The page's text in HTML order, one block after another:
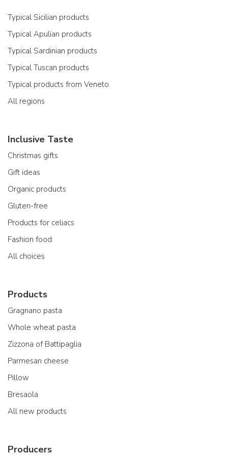
Typical Sicilian products
Typical Apulian products
Typical Sardinian products
Typical Tuscan products
Typical products from Veneto
All regions
Inclusive Taste
Christmas gifts
Gift ideas
Organic products
Gluten-free
Products for celiacs
Fashion food
All choices
Products
Gragnano pasta
Whole wheat pasta
Zizzona of Battipaglia
Parmesan cheese
Pillow
Bresaola
All new products
Producers